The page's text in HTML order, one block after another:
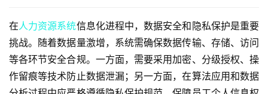
在人力资源系统信息化进程中，数据安全和隐私保护是重要
挑战。随着数据量激增，系统需确保数据传输、存储、访问
等各环节安全合规。一方面，需要采用加密、分级授权、操
作留痕等技术防止数据泄漏；另一方面，在算法应用和数据